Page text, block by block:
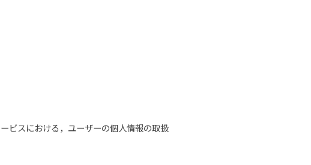
ビスにおける，ユーザーの個人情報の取扱